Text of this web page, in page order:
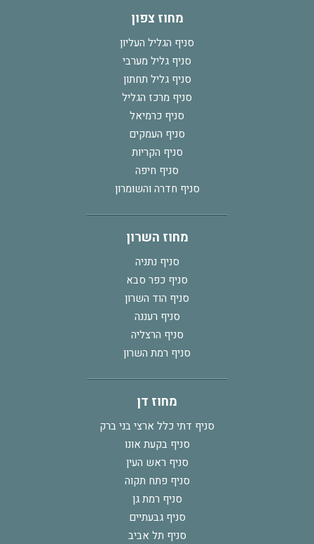
מחוז צפון
סניף הגליל העליון
סניף גליל מערבי
סניף גליל תחתון
סניף מרכז הגליל
סניף כרמיאל
סניף העמקים
סניף הקריות
סניף חיפה
סניף חדרה והשומרון
מחוז השרון
סניף נתניה
סניף כפר סבא
סניף הוד השרון
סניף רעננה
סניף הרצליה
סניף רמת השרון
מחוז דן
סניף דתי כלל ארצי בני ברק
סניף בקעת אונו
סניף ראש העין
סניף פתח תקוה
סניף רמת גן
סניף גבעתיים
סניף תל אביב